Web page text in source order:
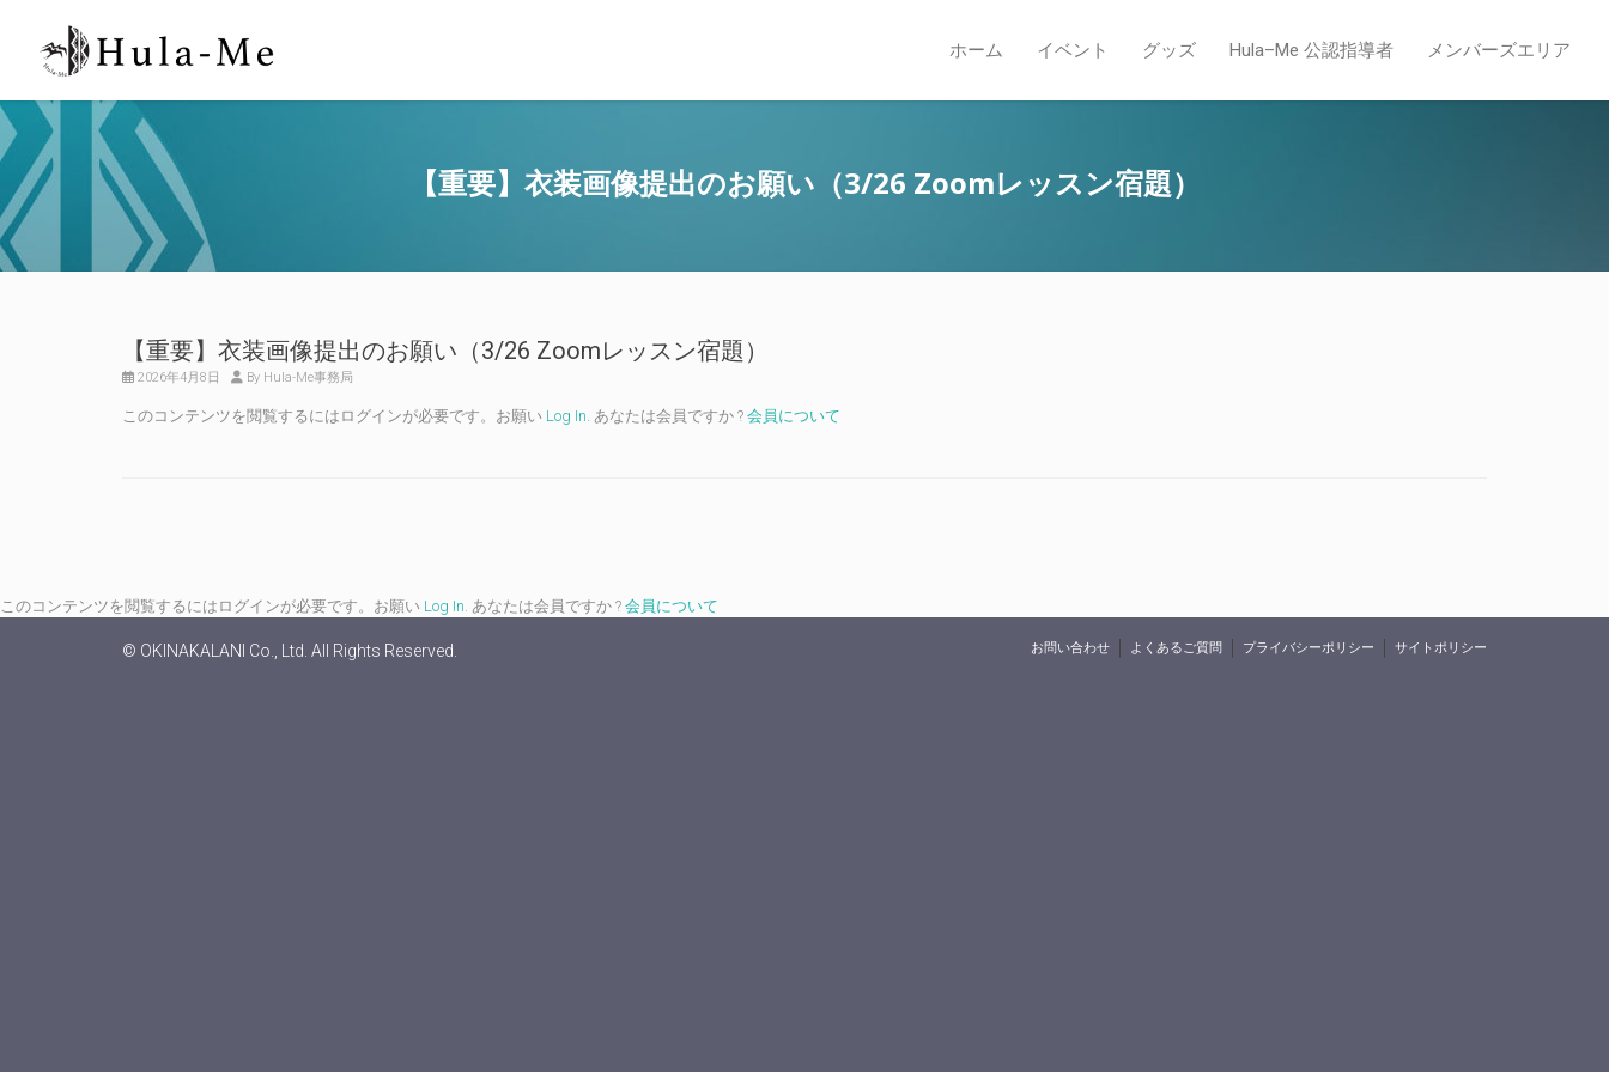
ホーム イベント グッズ Hula–Me 公認指導者 メンバーズエリア
【重要】衣装画像提出のお願い（3/26 Zoomレッスン宿題）
【重要】衣装画像提出のお願い（3/26 Zoomレッスン宿題）
2026年4月8日 By Hula-Me事務局
このコンテンツを閲覧するにはログインが必要です。お願い Log In. あなたは会員ですか ? 会員について
このコンテンツを閲覧するにはログインが必要です。お願い Log In. あなたは会員ですか ? 会員について
© OKINAKALANI Co., Ltd. All Rights Reserved. お問い合わせ よくあるご質問 プライバシーポリシー サイトポリシー